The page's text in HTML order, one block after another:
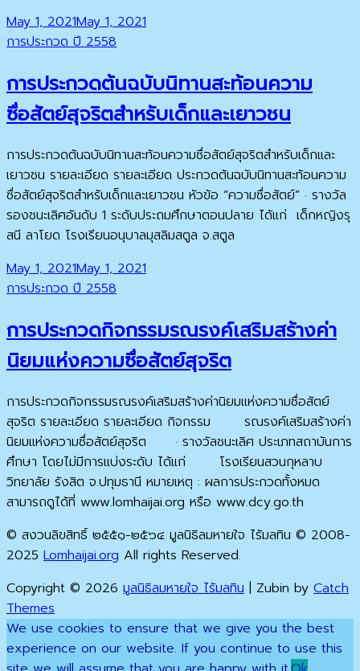
ค่า
นิยม
แห่ง
ความ
ซื่อสัตย์
สุจริต
Posted
on
May 1, 2021May 1, 2021
Cat
การประกวด ปี 2558
การประกวดต้นฉบับนิทานสะท้อนความ
ซื่อสัตย์สุจริตสำหรับเด็กและเยาวชน
การประกวดต้นฉบับนิทานสะท้อนความซื่อสัตย์สุจริตสำหรับเด็กและ
เยาวชน รายละเอียด รายละเอียด ประกวดต้นฉบับนิทานสะท้อนความ
ซื่อสัตย์สุจริตสำหรับเด็กและเยาวชน หัวข้อ “ความซื่อสัตย์” · รางวัล
รองชนะเลิศอันดับ 1 ระดับประถมศึกษาตอนปลาย ได้แก่ เด็กหญิงรุ
สนี ลาโยด โรงเรียนอนุบาลมุสลิมสตูล จ.สตูล
Posted
on
May 1, 2021May 1, 2021
Cat
การประกวด ปี 2558
การประกวดกิจกรรมรณรงค์เสริมสร้างค่า
นิยมแห่งความซื่อสัตย์สุจริต
การประกวดกิจกรรมรณรงค์เสริมสร้างค่านิยมแห่งความซื่อสัตย์
สุจริต รายละเอียด รายละเอียด กิจกรรม รณรงค์เสริมสร้างค่า
นิยมแห่งความซื่อสัตย์สุจริต · รางวัลชนะเลิศ ประเภทสถาบันการ
ศึกษา โดยไม่มีการแบ่งระดับ ได้แก่ โรงเรียนสวนกุหลาบ
วิทยาลัย รังสิต จ.ปทุมธานี หมายเหตุ : ผลการประกวดทั้งหมด
สามารถดูได้ที่ www.lomhaijai.org หรือ www.dcy.go.th
© สงวนลิขสิทธิ์ ๒๕๕๑-๒๕๖๔ มูลนิธิลมหายใจ ไร้มลทิน © 2008-
2025 Lomhaijai.org All rights Reserved.
Copyright © 2026 มูลนิธิลมหายใจ ไร้มลทิน | Zubin by Catch
Themes
Scroll
Up
We use cookies to ensure that we give you the best
experience on our website. If you continue to use this